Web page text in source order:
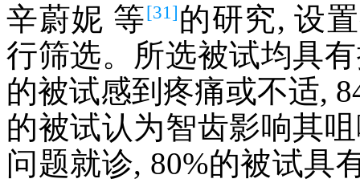
辛蔚妮 等[31]的研究, 设
行筛选。所选被试均具
的被试感到疼痛或不适,
的被试认为智齿影响其
问题就诊, 80%的被试具